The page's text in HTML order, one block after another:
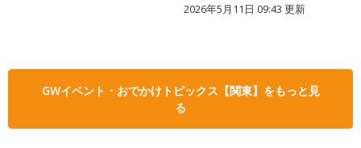
2026年5月11日 09:43 更新
GWイベント・おでかけトピックス【関東】をもっと見
る